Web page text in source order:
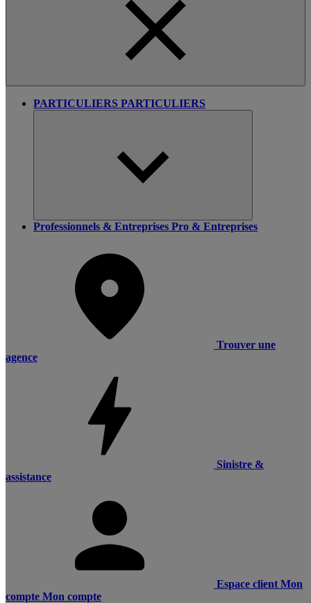
PARTICULIERS PARTICULIERS
Professionnels & Entreprises Pro & Entreprises
Trouver une
agence
Sinistre &
assistance
Espace client Mon
compte Mon compte